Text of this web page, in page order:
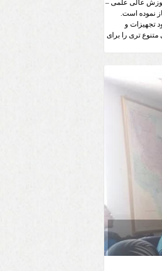
عالی علمی –
تجهیزات و
متنوع تری را برای